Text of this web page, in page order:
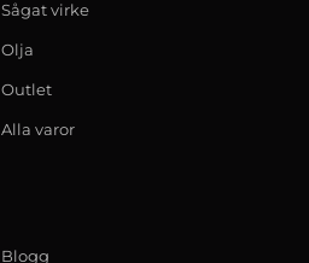
Sågat virke
Olja
Outlet
Alla varor
Blogg